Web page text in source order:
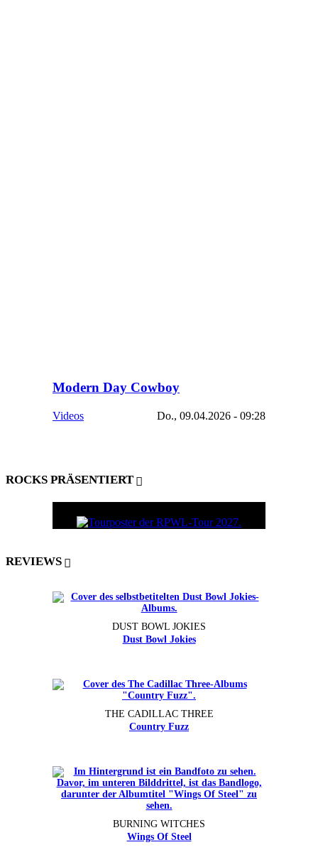
Modern Day Cowboy
Videos Do., 09.04.2026 - 09:28
ROCKS PRÄSENTIERT
REVIEWS
DUST BOWL JOKIES
Dust Bowl Jokies
THE CADILLAC THREE
Country Fuzz
BURNING WITCHES
Wings Of Steel